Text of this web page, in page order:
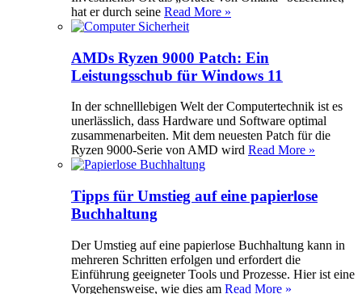
hat er durch seine Read More »
AMDs Ryzen 9000 Patch: Ein
Leistungsschub für Windows 11
In der schnelllebigen Welt der Computertechnik ist es
unerlässlich, dass Hardware und Software optimal
zusammenarbeiten. Mit dem neuesten Patch für die
Ryzen 9000-Serie von AMD wird Read More »
Tipps für Umstieg auf eine papierlose
Buchhaltung
Der Umstieg auf eine papierlose Buchhaltung kann in
mehreren Schritten erfolgen und erfordert die
Einführung geeigneter Tools und Prozesse. Hier ist eine
Vorgehensweise, wie dies am Read More »